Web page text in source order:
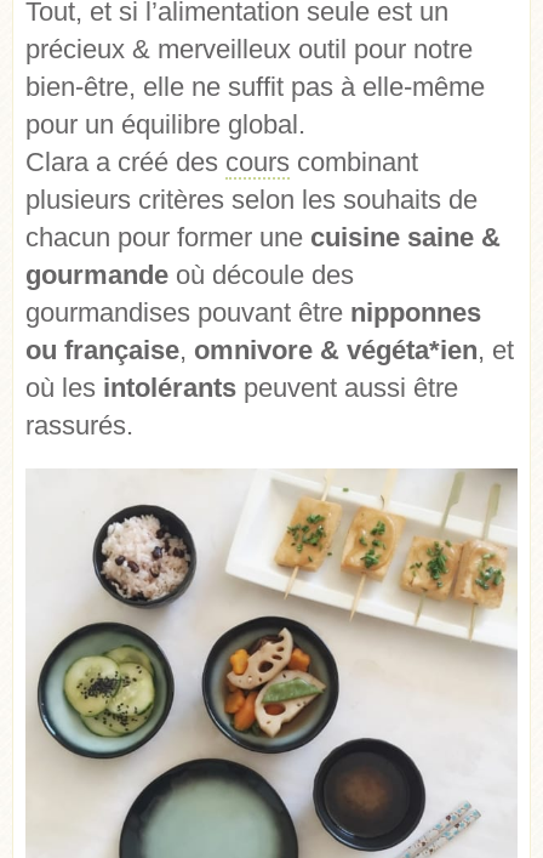
Tout, et si l’alimentation seule est un
précieux & merveilleux outil pour notre
bien-être, elle ne suffit pas à elle-même
pour un équilibre global.
Clara a créé des cours combinant
plusieurs critères selon les souhaits de
chacun pour former une cuisine saine &
gourmande où découle des
gourmandises pouvant être nipponnes
ou française, omnivore & végéta*ien, et
où les intolérants peuvent aussi être
rassurés.